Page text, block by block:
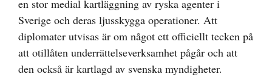
en stor medial kartläggning av ryska agenter i
Sverige och deras ljusskygga operationer. Att
diplomater utvisas är om något ett officiellt tecken på
att otillåten underrättelseverksamhet pågår och att
den också är kartlagd av svenska myndigheter.